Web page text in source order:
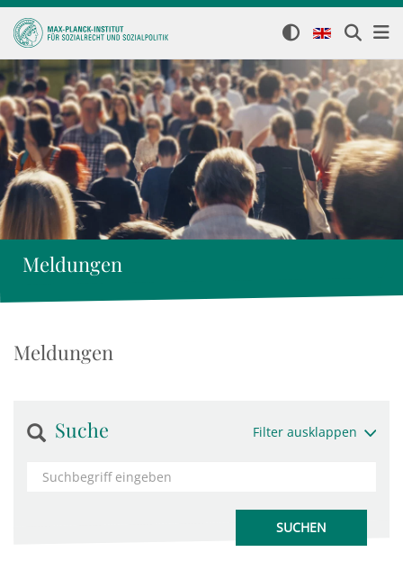
Meldungen
Meldungen
Suche Filter ausklappen